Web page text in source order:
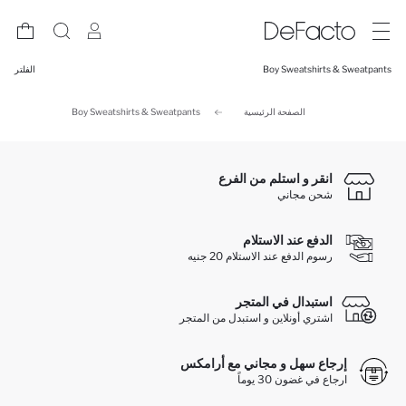
Boy Sweatshirts & Sweatpants الفلتر
الصفحة الرئيسية Boy Sweatshirts & Sweatpants
انقر و استلم من الفرع
شحن مجاني
الدفع عند الاستلام
رسوم الدفع عند الاستلام 20 جنيه
استبدال في المتجر
اشتري أونلاين و استبدل من المتجر
إرجاع سهل و مجاني مع أرامكس
ارجاع في غضون 30 يوماً